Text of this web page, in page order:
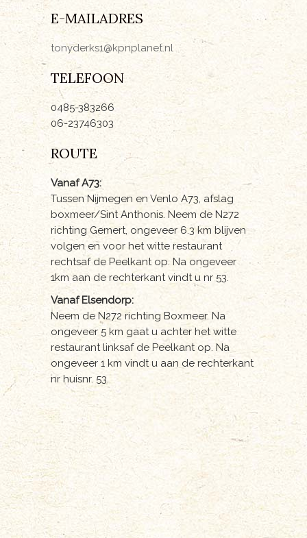
E-MAILADRES
tonyderks1@kpnplanet.nl
TELEFOON
0485-383266
06-23746303
ROUTE
Vanaf A73:
Tussen Nijmegen en Venlo A73, afslag
boxmeer/Sint Anthonis. Neem de N272
richting Gemert, ongeveer 6.3 km blijven
volgen en voor het witte restaurant
rechtsaf de Peelkant op. Na ongeveer
1km aan de rechterkant vindt u nr 53.
Vanaf Elsendorp:
Neem de N272 richting Boxmeer. Na
ongeveer 5 km gaat u achter het witte
restaurant linksaf de Peelkant op. Na
ongeveer 1 km vindt u aan de rechterkant
nr huisnr. 53.